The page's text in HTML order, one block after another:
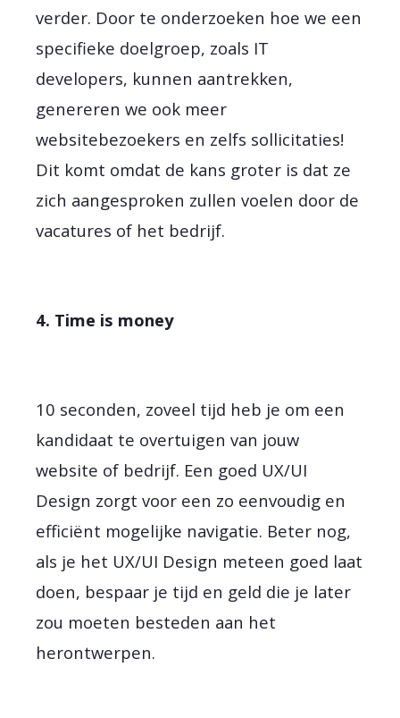
verder. Door te onderzoeken hoe we een
specifieke doelgroep, zoals IT
developers, kunnen aantrekken,
genereren we ook meer
websitebezoekers en zelfs sollicitaties!
Dit komt omdat de kans groter is dat ze
zich aangesproken zullen voelen door de
vacatures of het bedrijf.
4. Time is money
10 seconden, zoveel tijd heb je om een
kandidaat te overtuigen van jouw
website of bedrijf. Een goed UX/UI
Design zorgt voor een zo eenvoudig en
efficiënt mogelijke navigatie. Beter nog,
als je het UX/UI Design meteen goed laat
doen, bespaar je tijd en geld die je later
zou moeten besteden aan het
herontwerpen.